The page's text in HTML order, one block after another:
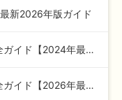
新2026年版ガイド
春日井市で評判の内科クリニック完全ガイド【2024年最新版】…
品川区で受ける大腸カメラ検査の完全ガイド【2026年最新版】